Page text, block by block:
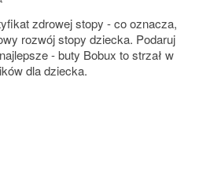
zdrowej stopy - co oznacza,
rozwój stopy dziecka. Podaruj
- buty Bobux to strzał w
dla dziecka.